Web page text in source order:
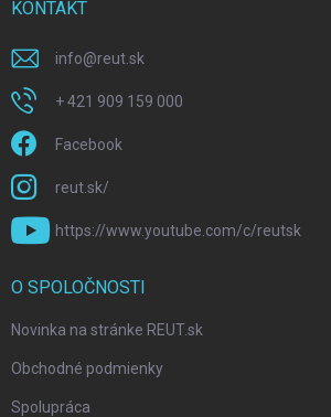
KONTAKT
info@reut.sk
+ 421 909 159 000
Facebook
reut.sk/
https://www.youtube.com/c/reutsk
O SPOLOČNOSTI
Novinka na stránke REUT.sk
Obchodné podmienky
Spolupráca